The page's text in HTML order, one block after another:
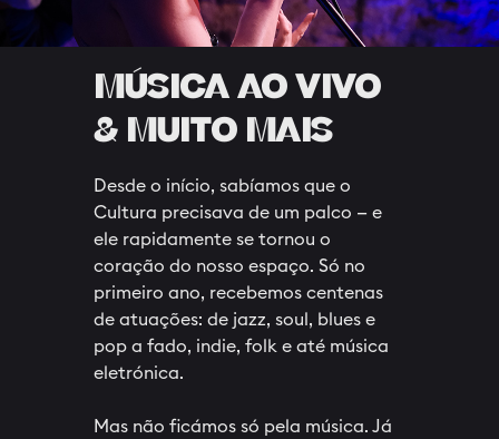
MÚSICA AO VIVO
& MUITO MAIS
Desde o início, sabíamos que o
Cultura precisava de um palco — e
ele rapidamente se tornou o
coração do nosso espaço. Só no
primeiro ano, recebemos centenas
de atuações: de jazz, soul, blues e
pop a fado, indie, folk e até música
eletrónica.
Mas não ficámos só pela música. Já